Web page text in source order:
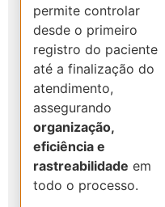
permite controlar
desde o primeiro
registro do paciente
até a finalização do
atendimento,
assegurando
organização,
eficiência e
rastreabilidade em
todo o processo.